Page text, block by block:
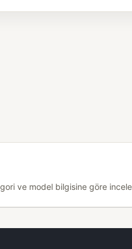
ve model bilgisine göre